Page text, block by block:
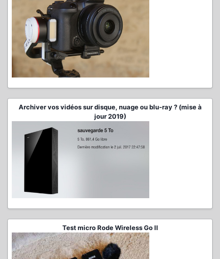
Archiver vos vidéos sur disque, nuage ou blu-ray ? (mise à
jour 2019)
Test micro Rode Wireless Go II